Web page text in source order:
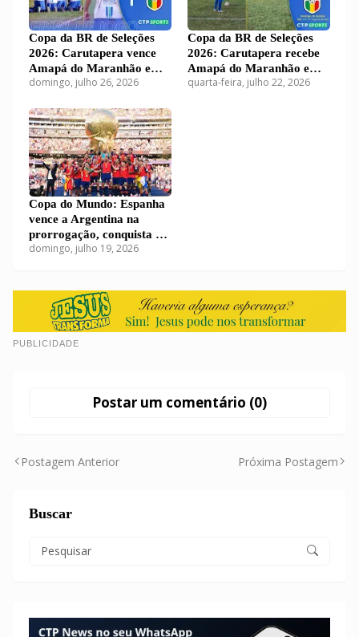
Copa da BR de Seleções
2026: Carutapera vence
Amapá do Maranhão e
segue na briga por vaga na
domingo, julho 26, 2026
Copa da BR de Seleções
2026: Carutapera recebe
Amapá do Maranhão em
duelo decisivo no Grupo 1
quarta-feira, julho 22, 2026
Copa do Mundo: Espanha
vence a Argentina na
prorrogação, conquista o
bicampeonato
domingo, julho 19, 2026
PUBLICIDADE
Postar um comentário (0)
Postagem Anterior Próxima Postagem
Buscar